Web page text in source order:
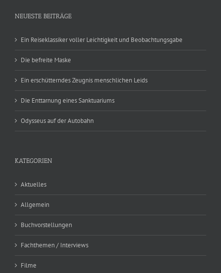
NEUESTE BEITRÄGE
Ein Reiseklassiker voller Leichtigkeit und Beobachtungsgabe
Die befreite Maske
Ein erschütterndes Zeugnis menschlichen Leids
Die Enttarnung eines Sanktuariums
Odysseus auf der Autobahn
KATEGORIEN
Aktuelles
Allgemein
Buchvorstellungen
Fachthemen / Interviews
Filme